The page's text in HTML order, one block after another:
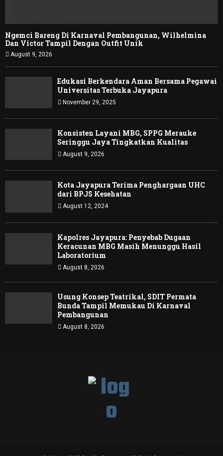
Ngemci Bareng Di Karnaval Pembangunan, Wilhelmina
Dan Victor Tampil Dengan Outfit Unik
August 9, 2026
Edukasi Berkendara Aman Bersama Pegawai
Universitas Terbuka Jayapura
November 29, 2025
Konsisten Layani MBG, SPPG Merauke
Seringgu Jaya Tingkatkan Kualitas
August 9, 2026
Kota Jayapura Terima Penghargaan UHC
dari BPJS Kesehatan
August 12, 2024
Kapolres Jayapura: Penyebab Dugaan
Keracunan MBG Masih Menunggu Hasil
Laboratorium
August 8, 2026
Usung Konsep Teatrikal, SDIT Permata
Bunda Tampil Memukau Di Karnaval
Pembangunan
August 8, 2026